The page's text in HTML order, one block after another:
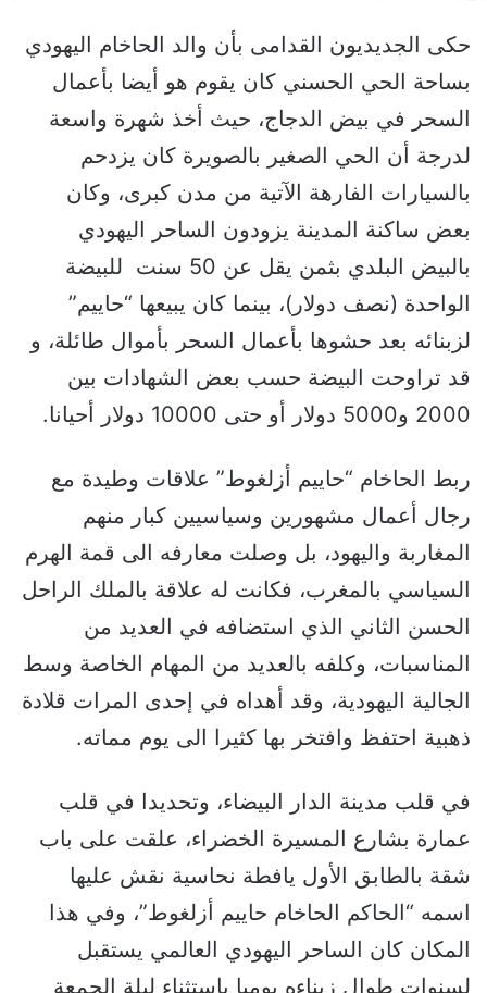
حكى الجديديون القدامى بأن والد الحاخام اليهودي
بساحة الحي الحسني كان يقوم هو أيضا بأعمال
السحر في بيض الدجاج، حيث أخذ شهرة واسعة
لدرجة أن الحي الصغير بالصويرة كان يزدحم
بالسيارات الفارهة الآتية من مدن كبرى، وكان
بعض ساكنة المدينة يزودون الساحر اليهودي
بالبيض البلدي بثمن يقل عن 50 سنت للبيضة
الواحدة (نصف دولار)، بينما كان يبيعها “حاييم”
لزبنائه بعد حشوها بأعمال السحر بأموال طائلة، و
قد تراوحت البيضة حسب بعض الشهادات بين
2000 و5000 دولار أو حتى 10000 دولار أحيانا.
ربط الحاخام “حاييم أزلغوط” علاقات وطيدة مع
رجال أعمال مشهورين وسياسيين كبار منهم
المغاربة واليهود، بل وصلت معارفه الى قمة الهرم
السياسي بالمغرب، فكانت له علاقة بالملك الراحل
الحسن الثاني الذي استضافه في العديد من
المناسبات، وكلفه بالعديد من المهام الخاصة وسط
الجالية اليهودية، وقد أهداه في إحدى المرات قلادة
ذهبية احتفظ وافتخر بها كثيرا الى يوم مماته.
في قلب مدينة الدار البيضاء، وتحديدا في قلب
عمارة بشارع المسيرة الخضراء، علقت على باب
شقة بالطابق الأول يافطة نحاسية نقش عليها
اسمه “الحاكم الحاخام حاييم أزلغوط”، وفي هذا
المكان كان الساحر اليهودي العالمي يستقبل
لسنوات طوال زبناءه يوميا باستثناء ليلة الجمعة